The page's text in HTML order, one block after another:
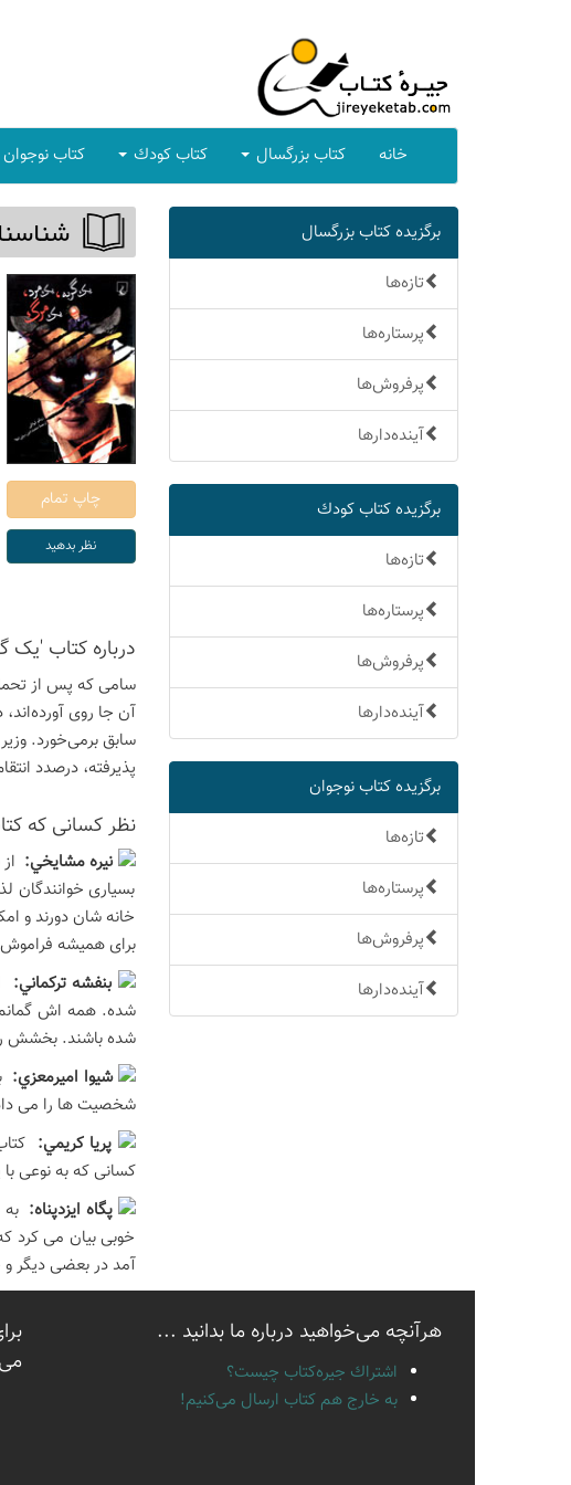
خانه كتاب بزرگسال كتاب كودك كتاب نوجوان
برگزیده كتاب بزرگسال
تازه‌ها
پرستاره‌ها
پرفروش‌ها
آینده‌دارها
برگزیده كتاب كودك
تازه‌ها
پرستاره‌ها
پرفروش‌ها
آینده‌دارها
برگزیده كتاب نوجوان
تازه‌ها
پرستاره‌ها
پرفروش‌ها
آینده‌دارها
درباره كتاب
سامی که پس از
آن جا روی
سابق برمی‌خورد.
پذیرفته، درصدد
نظر كسانی كه
نيره مشايخي:
بسیاری خوانندگان
خانه شان دورند و
برای همیشه فراموش
بنفشه تركماني:
شده. همه اش گمانم
شده باشند. بخشش
شيوا اميرمعزي:
شخصیت ها را می
پريا كريمي:
کسانی که به نوعی با
پگاه ايزدپناه:
خوبی بیان می کرد
آمد در بعضی دیگر و
هرآنچه می‌خواهید درباره ما بدانید ...
اشتراك جيره‌كتاب چيست؟
به خارج هم كتاب ارسال می‌كنیم!